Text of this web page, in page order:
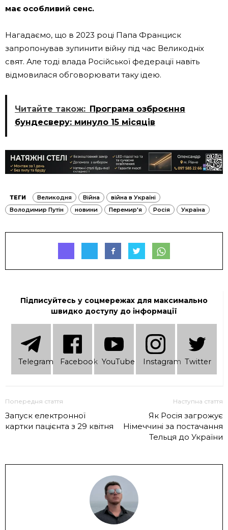
має особливий сенс.
Нагадаємо, що в 2023 році Папа Франциск
запропонував зупинити війну під час Великодніх
свят. Але тоді влада Російської федерації навіть
відмовилася обговорювати таку ідею.
Читайте також: Програма озброєння
бундесверу: минуло 15 місяців
ТЕГИ Великодня Війна
війна в Україні
Володимир Путін
новини Перемир'я Росія Україна
Підписуйтесь у соцмережах для максимально
швидко доступу до інформації
Telеgram Facebook YouTube Instagram Twitter
Попередня стаття
Запуск електронної
картки пацієнта з 29 квітня
Наступна стаття
Як Росія загрожує
Німеччині за постачання
Тельця до України